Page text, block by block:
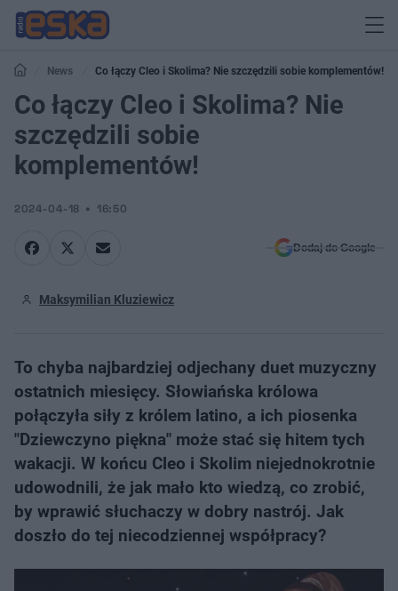
News Co łączy Cleo i Skolima? Nie szczędzili sobie komplementów!
Co łączy Cleo i Skolima? Nie
szczędzili sobie
komplementów!
2024-04-18 16:50
Dodaj do Google
Maksymilian Kluziewicz
To chyba najbardziej odjechany duet muzyczny
ostatnich miesięcy. Słowiańska królowa
połączyła siły z królem latino, a ich piosenka
"Dziewczyno piękna" może stać się hitem tych
wakacji. W końcu Cleo i Skolim niejednokrotnie
udowodnili, że jak mało kto wiedzą, co zrobić,
by wprawić słuchaczy w dobry nastrój. Jak
doszło do tej niecodziennej współpracy?